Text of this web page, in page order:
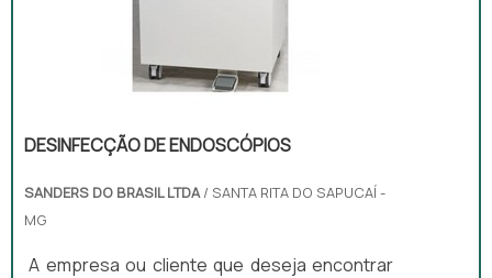
DESINFECÇÃO DE ENDOSCÓPIOS
SANDERS DO BRASIL LTDA/ SANTA RITA DO SAPUCAÍ -
MG
A empresa ou cliente que deseja encontrar